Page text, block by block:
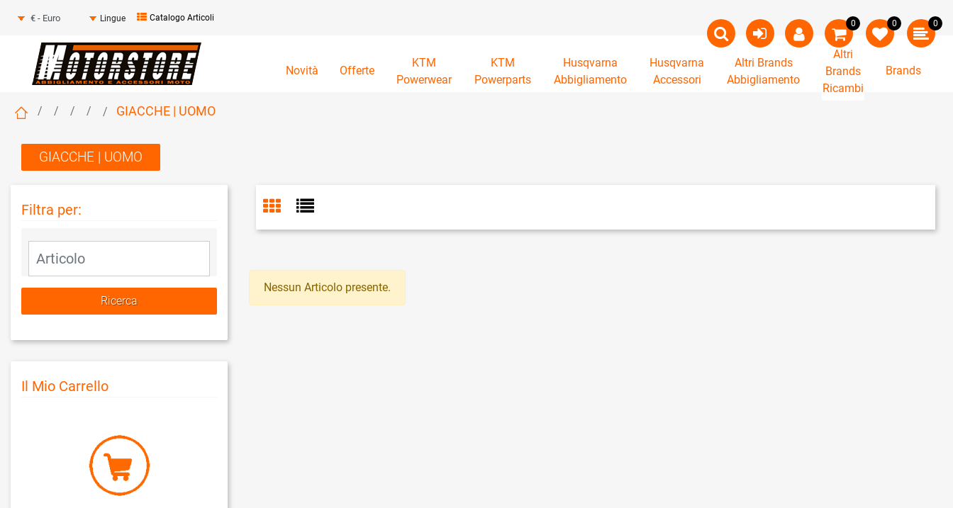
Seleziona una valuta
Lingue Catalogo Articoli
0 0 0
Novità Offerte
KTM
Powerwear
KTM
Powerparts
Husqvarna
Abbigliamento
Husqvarna
Accessori
Altri Brands
Abbigliamento
Altri
Brands
Ricambi
Brands
GIACCHE | UOMO
GIACCHE | UOMO
Filtra per:
La modifica di un filtro aggiorna automaticamente gli altri filtri disponibili.
Il Mio Carrello
Nessun Articolo presente.